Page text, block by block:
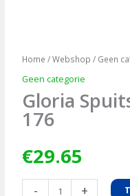
Home /Webshop / Geen
Geen categorie
Gloria
176
€29.65
- +